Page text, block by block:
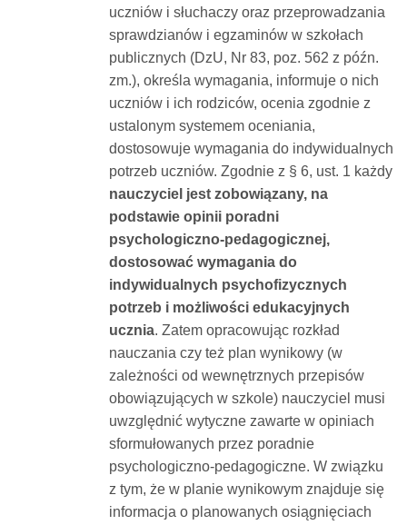
uczniów i słuchaczy oraz przeprowadzania
sprawdzianów i egzaminów w szkołach
publicznych (DzU, Nr 83, poz. 562 z późn.
zm.), określa wymagania, informuje o nich
uczniów i ich rodziców, ocenia zgodnie z
ustalonym systemem oceniania,
dostosowuje wymagania do indywidualnych
potrzeb uczniów. Zgodnie z § 6, ust. 1 każdy
nauczyciel jest zobowiązany, na
podstawie opinii poradni
psychologiczno-pedagogicznej,
dostosować wymagania do
indywidualnych psychofizycznych
potrzeb i możliwości edukacyjnych
ucznia. Zatem opracowując rozkład
nauczania czy też plan wynikowy (w
zależności od wewnętrznych przepisów
obowiązujących w szkole) nauczyciel musi
uwzględnić wytyczne zawarte w opiniach
sformułowanych przez poradnie
psychologiczno-pedagogiczne. W związku
z tym, że w planie wynikowym znajduje się
informacja o planowanych osiągnięciach